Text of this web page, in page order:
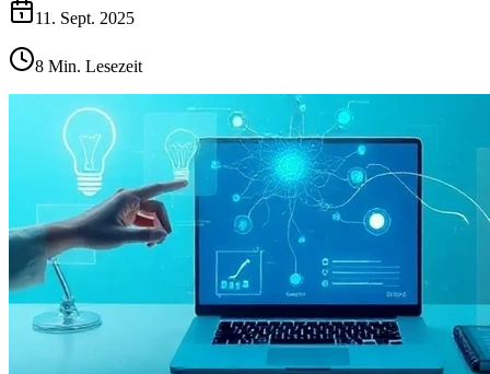
11. Sept. 2025
8 Min. Lesezeit